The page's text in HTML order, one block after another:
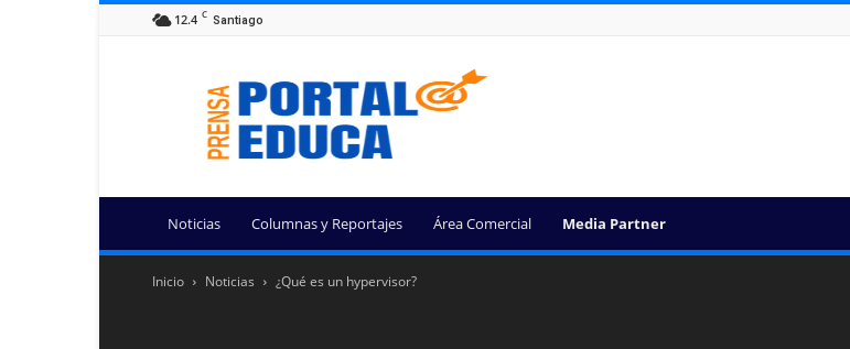
12.4 C Santiago
Portal
Educa
Noticias Columnas y Reportajes Área Comercial Media Partner
Inicio Noticias ¿Qué es un hypervisor?